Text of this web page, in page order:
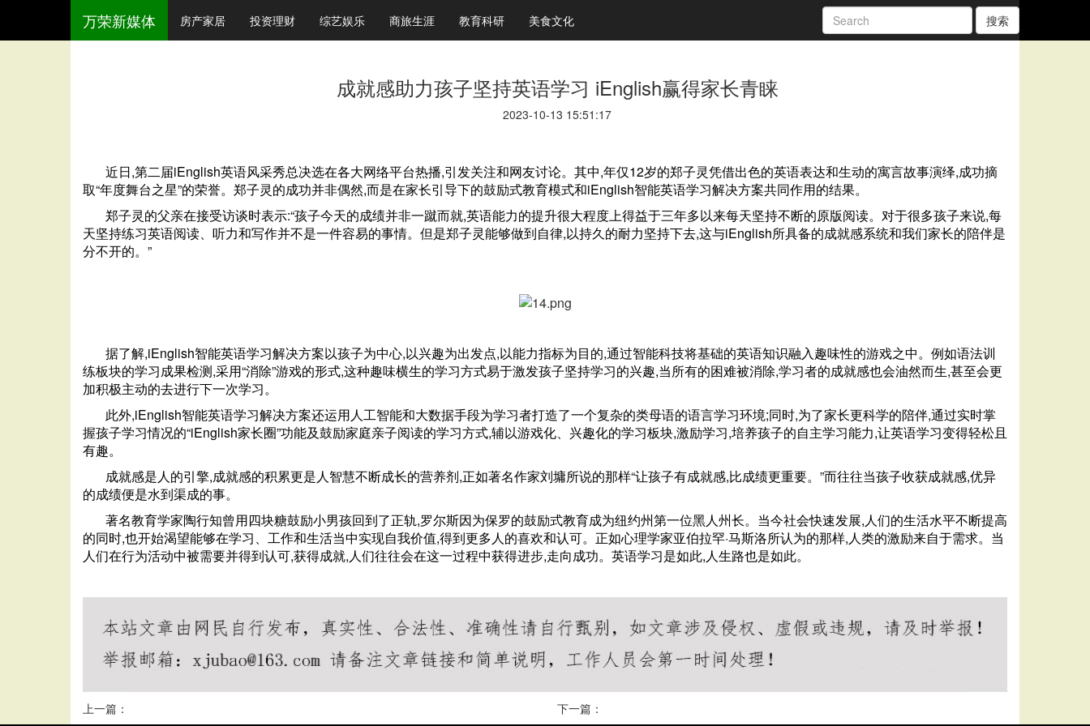
万荣新媒体 房产家居 投资理财 综艺娱乐 商旅生涯 教育科研 美食文化 搜索
成就感助力孩子坚持英语学习 iEnglish赢得家长青睐
2023-10-13 15:51:17
近日,第二届iEnglish英语风采秀总决选在各大网络平台热播,引发关注和网友讨论。其中,年仅12岁的郑子灵凭借出色的英语表达和生动的寓言故事演绎,成功摘
取“年度舞台之星”的荣誉。郑子灵的成功并非偶然,而是在家长引导下的鼓励式教育模式和iEnglish智能英语学习解决方案共同作用的结果。
郑子灵的父亲在接受访谈时表示:“孩子今天的成绩并非一蹴而就,英语能力的提升很大程度上得益于三年多以来每天坚持不断的原版阅读。对于很多孩子来说,每
天坚持练习英语阅读、听力和写作并不是一件容易的事情。但是郑子灵能够做到自律,以持久的耐力坚持下去,这与iEnglish所具备的成就感系统和我们家长的陪伴是
分不开的。”
据了解,iEnglish智能英语学习解决方案以孩子为中心,以兴趣为出发点,以能力指标为目的,通过智能科技将基础的英语知识融入趣味性的游戏之中。例如语法训
练板块的学习成果检测,采用“消除”游戏的形式,这种趣味横生的学习方式易于激发孩子坚持学习的兴趣,当所有的困难被消除,学习者的成就感也会油然而生,甚至会更
加积极主动的去进行下一次学习。
此外,iEnglish智能英语学习解决方案还运用人工智能和大数据手段为学习者打造了一个复杂的类母语的语言学习环境;同时,为了家长更科学的陪伴,通过实时掌
握孩子学习情况的“iEnglish家长圈”功能及鼓励家庭亲子阅读的学习方式,辅以游戏化、兴趣化的学习板块,激励学习,培养孩子的自主学习能力,让英语学习变得轻松且
有趣。
成就感是人的引擎,成就感的积累更是人智慧不断成长的营养剂,正如著名作家刘墉所说的那样“让孩子有成就感,比成绩更重要。”而往往当孩子收获成就感,优异
的成绩便是水到渠成的事。
著名教育学家陶行知曾用四块糖鼓励小男孩回到了正轨,罗尔斯因为保罗的鼓励式教育成为纽约州第一位黑人州长。当今社会快速发展,人们的生活水平不断提高
的同时,也开始渴望能够在学习、工作和生活当中实现自我价值,得到更多人的喜欢和认可。正如心理学家亚伯拉罕·马斯洛所认为的那样,人类的激励来自于需求。当
人们在行为活动中被需要并得到认可,获得成就,人们往往会在这一过程中获得进步,走向成功。英语学习是如此,人生路也是如此。
上一篇： 下一篇：